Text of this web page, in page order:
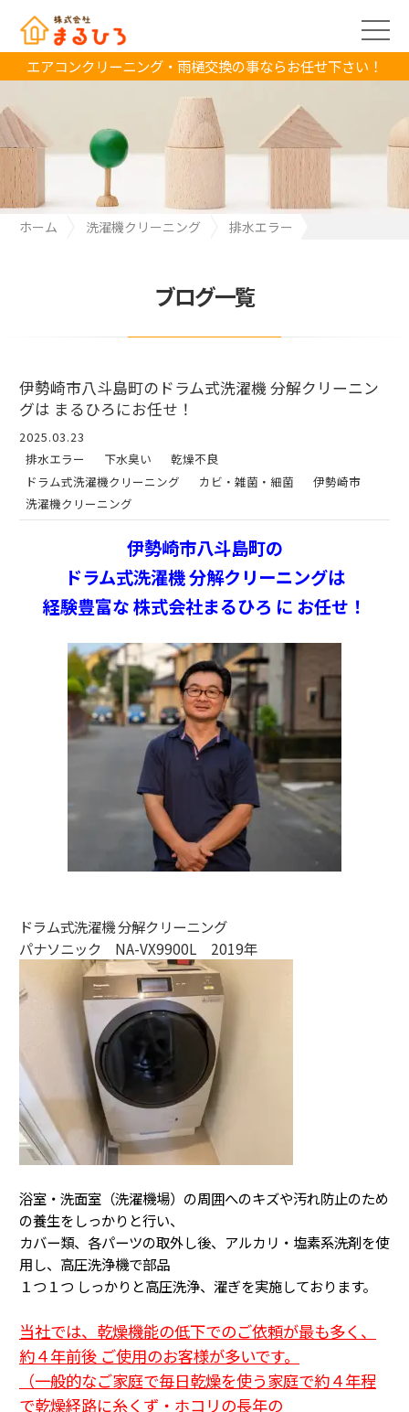
エアコンクリーニング・雨樋交換の事ならお任せ下さい！
ホーム 洗濯機クリーニング
排水エラー
ブログ一覧
伊勢崎市八斗島町のドラム式洗濯機 分解クリーニン
グは まるひろにお任せ！
2025.03.23
排水エラー
下水臭い
乾燥不良
ドラム式洗濯機クリーニング
カビ・雑菌・細菌
伊勢崎市
洗濯機クリーニング
伊勢崎市八斗島町の
ドラム式洗濯機 分解クリーニングは
経験豊富な 株式会社まるひろ に お任せ！
ドラム式洗濯機 分解クリーニング
パナソニック NA-VX9900L 2019年
浴室・洗面室（洗濯機場）の周囲へのキズや汚れ防止のため
の養生をしっかりと行い、
カバー類、各パーツの取外し後、アルカリ・塩素系洗剤を使
用し、高圧洗浄機で部品
１つ１つ しっかりと高圧洗浄、濯ぎを実施しております。
当社では、乾燥機能の低下でのご依頼が最も多く、
約４年前後 ご使用のお客様が多いです。
（一般的なご家庭で毎日乾燥を使う家庭で約４年程
で乾燥経路に糸くず・ホコリの長年の